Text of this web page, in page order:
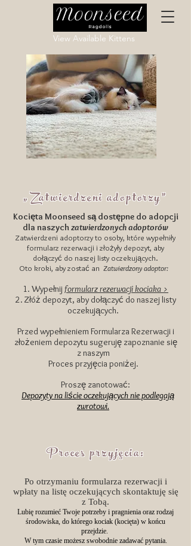
View Available Kittens
„Zatwierdzeni adoptorzy”
Kocięta Moonseed są dostępne do adopcji
dla naszychzatwierdzonych adoptorów
Zatwierdzeni adoptorzy to osoby, które wypełniły
formularz rezerwacji i złożyły depozyt, aby
dołączyć do naszej listy oczekujących.
Oto kroki, aby zostać an Zatwierdzony adoptor:
1. Wypełnij formularz rezerwacji kociaka >
2. Złóż depozyt, aby dołączyć do naszej listy
oczekujących.
Przed wypełnieniem Formularza Rezerwacji i
złożeniem depozytu sugeruję zapoznanie się
z naszym
Proces przyjęcia poniżej.
Proszę zanotować:
Depozyty na liście oczekujących nie podlegają
zwrotowi.
Proces przyjęcia:
Po otrzymaniu formularza rezerwacji i
wpłaty na listę oczekujących skontaktuję się
z Tobą.
Lubię rozumieć Twoje potrzeby i pragnienia oraz rodzaj
środowiska, do którego kociak (kocięta) w końcu
przejdzie.
W tym czasie możesz swobodnie zadawać pytania.